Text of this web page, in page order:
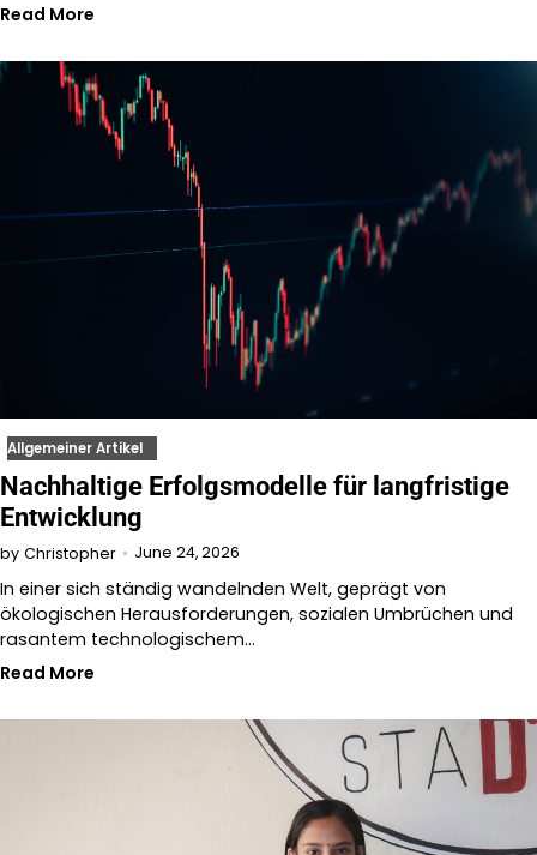
Read More
Allgemeiner Artikel
Nachhaltige Erfolgsmodelle für langfristige
Entwicklung
by Christopher June 24, 2026
In einer sich ständig wandelnden Welt, geprägt von
ökologischen Herausforderungen, sozialen Umbrüchen und
rasantem technologischem…
Read More